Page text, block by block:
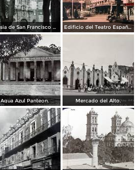
Iglesia de San Francisco por el Fotógrafo Hugo Brehme. Edificio del Teatro Español.
Agua Azul Panteon. Mercado del Alto.